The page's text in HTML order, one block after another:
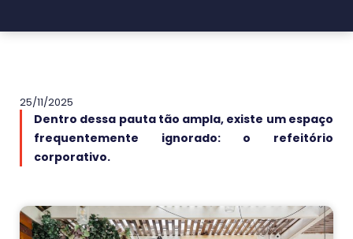
25/11/2025
Dentro dessa pauta tão ampla, existe um espaço
frequentemente ignorado: o refeitório
corporativo.